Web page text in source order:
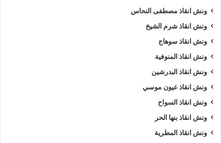
ونش انقاذ مصطفى النحاس
ونش انقاذ شرم الشيخ
ونش انقاذ سوهاج
ونش انقاذ المنوفية
ونش انقاذ البدرشين
ونش انقاذ عيون موسي
ونش انقاذ السواح
ونش انقاذ بنها الحر
ونش انقاذ المطرية